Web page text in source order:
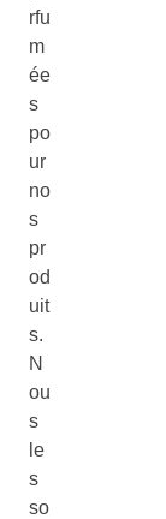
rfu
m
ée
s
po
ur
no
s
pr
od
uit
s.
N
ou
s
le
s
so